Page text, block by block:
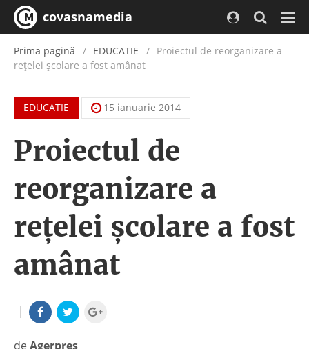
covasnamedia
Prima pagină EDUCATIE
Proiectul de reorganizare a
reţelei şcolare a fost amânat
EDUCATIE 15 ianuarie 2014
Proiectul de
reorganizare a
reţelei şcolare a fost
amânat
|
deAgerpres